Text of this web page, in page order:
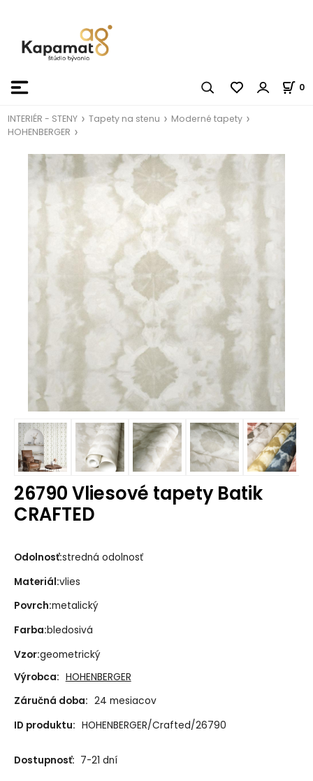
0
INTERIÉR - STENY Tapety na stenu
Moderné tapety
HOHENBERGER
26790 Vliesové tapety Batik
CRAFTED
Odolnosť:stredná odolnosť
Materiál:vlies
Povrch:metalický
Farba:bledosivá
Vzor:geometrický
Výrobca: HOHENBERGER
Záručná doba: 24 mesiacov
ID produktu: HOHENBERGER/Crafted/26790
Dostupnosť: 7-21 dní